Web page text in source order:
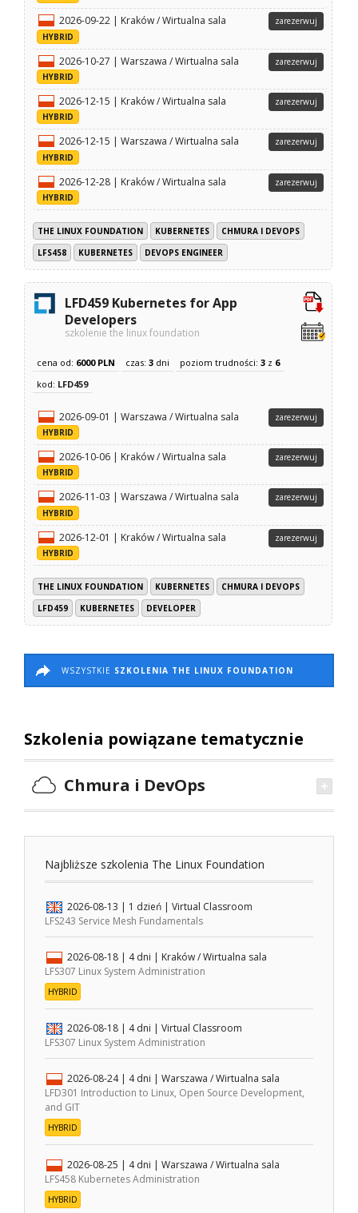
2026-09-22 | Kraków / Wirtualna sala
HYBRID
zarezerwuj
2026-10-27 | Warszawa / Wirtualna sala
HYBRID
zarezerwuj
2026-12-15 | Kraków / Wirtualna sala
HYBRID
zarezerwuj
2026-12-15 | Warszawa / Wirtualna sala
HYBRID
zarezerwuj
2026-12-28 | Kraków / Wirtualna sala
HYBRID
zarezerwuj
THE LINUX FOUNDATION KUBERNETES
CHMURA I DEVOPS
LFS458
KUBERNETES DEVOPS ENGINEER
LFD459 Kubernetes for App
Developers
szkolenie the linux foundation
cena od: 6000 PLN czas:3 dni poziom trudności:3 z 6
kod: LFD459
2026-09-01 | Warszawa / Wirtualna sala
HYBRID
zarezerwuj
2026-10-06 | Kraków / Wirtualna sala
HYBRID
zarezerwuj
2026-11-03 | Warszawa / Wirtualna sala
HYBRID
zarezerwuj
2026-12-01 | Kraków / Wirtualna sala
HYBRID
zarezerwuj
THE LINUX FOUNDATION KUBERNETES
CHMURA I DEVOPS
LFD459
KUBERNETES DEVELOPER
WSZYSTKIE SZKOLENIA THE LINUX FOUNDATION
Szkolenia powiązane tematycznie
Chmura i DevOps
Najbliższe szkolenia The Linux Foundation
2026-08-13 | 1 dzień | Virtual Classroom
LFS243 Service Mesh Fundamentals
2026-08-18 | 4 dni | Kraków / Wirtualna sala
LFS307 Linux System Administration
HYBRID
2026-08-18 | 4 dni | Virtual Classroom
LFS307 Linux System Administration
2026-08-24 | 4 dni | Warszawa / Wirtualna sala
LFD301 Introduction to Linux, Open Source Development,
and GIT
HYBRID
2026-08-25 | 4 dni | Warszawa / Wirtualna sala
LFS458 Kubernetes Administration
HYBRID